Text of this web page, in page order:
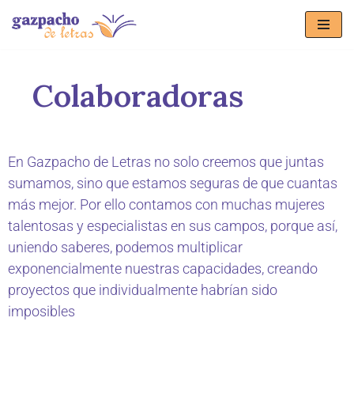
contenido
Colaboradoras
En Gazpacho de Letras no solo creemos que juntas
sumamos, sino que estamos seguras de que cuantas
más mejor. Por ello contamos con muchas mujeres
talentosas y especialistas en sus campos, porque así,
uniendo saberes, podemos multiplicar
exponencialmente nuestras capacidades, creando
proyectos que individualmente habrían sido
imposibles